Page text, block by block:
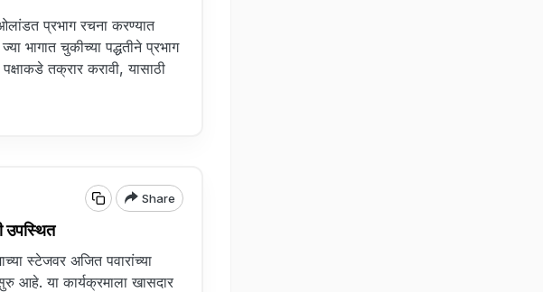
प्रभाग रचना करण्यात
भागात चुकीच्या पद्धतीने प्रभाग
तक्रार करावी, यासाठी
Share
उपस्थित
स्टेजवर अजित पवारांच्या
आहे. या कार्यक्रमाला खासदार